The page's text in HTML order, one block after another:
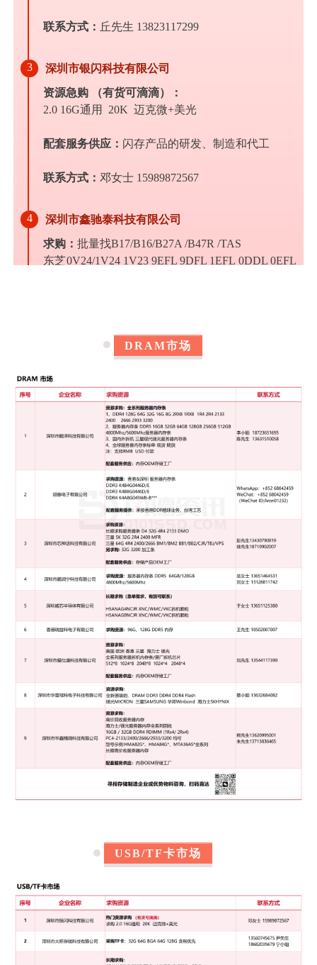
联系方式： 丘先生 13823117299
3 深圳市银闪科技有限公司
资源急购 （有货可滴滴）：
2.0 16G通用 20K 迈克微+美光
配套服务供应： 闪存产品的研发、制造和代工
联系方式：邓女士 15989872567
4 深圳市鑫驰泰科技有限公司
求购：批量找B17/B16/B27A /B47R /TAS
东芝0V24/1V24 1V23 9EFL 9DFL 1EFL 0DDL 0EFL
长期求购：
1、DDR4 128G 64G 32G 16G 8G 2RX8
1RX8 1R4 2R4 2133 2400 2666 2933 3200
内存条 DDR5 16GB 32GB 64GB 128GB
256GB 512GB 4800Mhz/5600Mhz服务器
3、国内外拆机 三星现代镁光服务器
4、全球服务器内存条标单
注：支持RMB USD 付款
李小姐 18723651695
陈先生 13631510058
6 迪伦科技（深圳）电子有限公司
含税大量找TF：
AY 3DV7/3DV8 128G U4
YS 3DV7/3DV8 128G U4
YS 3DV7/3DV8/ 64G U4
YS 9T26/泰山 64G U3
联系方式：郭先生 13714287459
7 翊泰电子有限公司
长期求购：香港&深圳 服务器
DDR3 K4B4G0446D/E
（承接香港DDR植球业务，台湾工艺，价格美丽，
联系方式：
Aron WhatsApp：+852 68042459
WeChat：+85268042459（WeChat ID:Aron01232）
DRAM市场
USB/TF卡市场